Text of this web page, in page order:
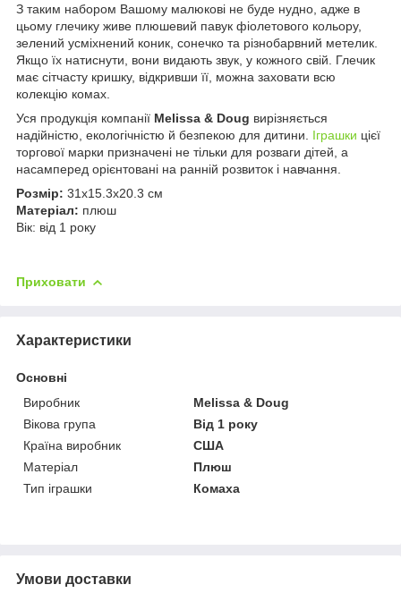
З таким набором Вашому малюкові не буде нудно, адже в
цьому глечику живе плюшевий павук фіолетового кольору,
зелений усміхнений коник, сонечко та різнобарвний метелик.
Якщо їх натиснути, вони видають звук, у кожного свій. Глечик
має сітчасту кришку, відкривши її, можна заховати всю
колекцію комах.
Уся продукція компанії Melissa & Doug вирізняється
надійністю, екологічністю й безпекою для дитини. Іграшки цієї
торгової марки призначені не тільки для розваги дітей, а
насамперед орієнтовані на ранній розвиток і навчання.
Розмір: 31х15.3х20.3 см
Матеріал: плюш
Вік: від 1 року
Приховати
Характеристики
Основні
Виробник
Melіssa & Doug
Вікова група
Від 1 року
Країна виробник
США
Матеріал
Плюш
Тип іграшки
Комаха
Умови доставки